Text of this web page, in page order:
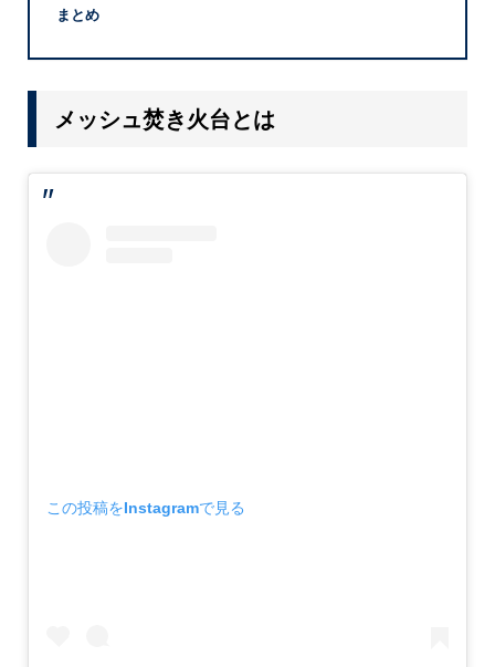
まとめ
メッシュ焚き火台とは
この投稿をInstagramで見る